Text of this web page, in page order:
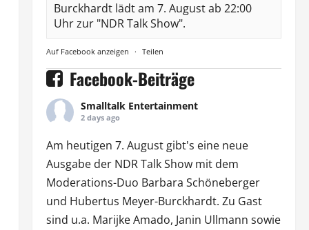
Burckhardt lädt am 7. August ab 22:00
Uhr zur "NDR Talk Show".
Auf Facebook anzeigen · Teilen
Facebook-Beiträge
Smalltalk Entertainment
2 days ago
Am heutigen 7. August gibt's eine neue
Ausgabe der NDR Talk Showmit dem
Moderations-Duo Barbara Schöneberger
und Hubertus Meyer-Burckhardt. Zu Gast
sind u.a. Marijke Amado, Janin Ullmann sowie